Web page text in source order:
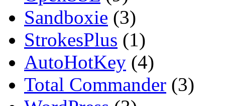
Sandboxie (3)
StrokesPlus (1)
AutoHotKey (4)
Total Commander (3)